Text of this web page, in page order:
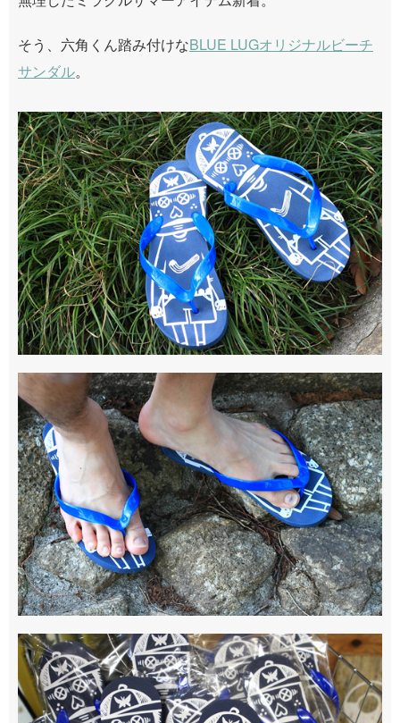
そう、六角くん踏み付けなBLUE LUGオリジナルビーチ
サンダル。